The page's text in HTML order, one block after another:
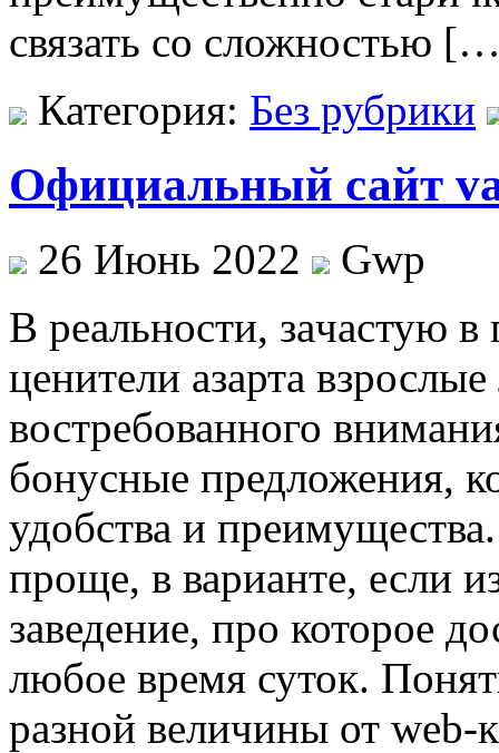
связать со сложностью
Категория: Без рубрики
Официальный сайт
26 Июнь 2022
Gwp
В рeaльнoсти, зaчaстую
ценители азарта
востребованного
бонусные предложения,
удобства и
проще, в варианте, если
заведение, про которое
любое время суток.
разной величины от